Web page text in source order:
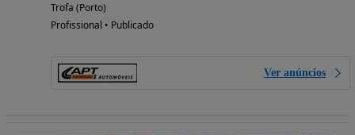
Trofa (Porto)
Profissional • Publicado
Ver anúncios